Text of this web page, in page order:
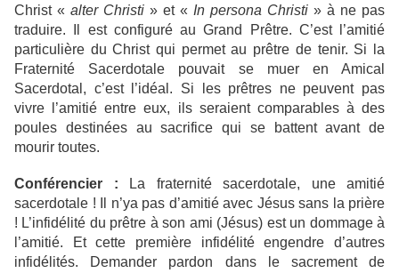
Christ « alter Christi » et « In persona Christi » à ne pas
traduire. Il est configuré au Grand Prêtre. C’est l’amitié
particulière du Christ qui permet au prêtre de tenir. Si la
Fraternité Sacerdotale pouvait se muer en Amical
Sacerdotal, c’est l’idéal. Si les prêtres ne peuvent pas
vivre l’amitié entre eux, ils seraient comparables à des
poules destinées au sacrifice qui se battent avant de
mourir toutes.
Conférencier : La fraternité sacerdotale, une amitié
sacerdotale ! Il n’ya pas d’amitié avec Jésus sans la prière
! L’infidélité du prêtre à son ami (Jésus) est un dommage à
l’amitié. Et cette première infidélité engendre d’autres
infidélités. Demander pardon dans le sacrement de